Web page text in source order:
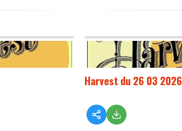
Harvest du 26 03 2026